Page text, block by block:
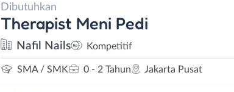
Dibutuhkan
Therapist Meni Pedi
Nafil Nails Kompetitif
SMA / SMK 0 - 2 Tahun Jakarta Pusat